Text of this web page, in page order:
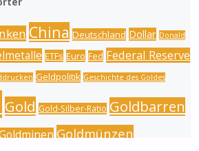
China Deutschland Dollar Donald
ETFs Euro Fed Federal Reserve
Geldpolitik Geschichte des Goldes
Gold Gold-Silber-Ratio Goldbarren
Goldmünzen